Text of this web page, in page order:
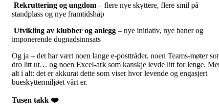
Rekruttering og ungdom – flere nye skyttere, flere smil på
standplass og nye framtidshåp
Utvikling av klubber og anlegg – nye initiativ, nye baner og
imponerende dugnadsinnsats
Og ja – det har vært noen lange e-posttråder, noen Teams-møter
dro litt ut… og noen Excel-ark som kanskje levde litt for lenge.
alt i alt: det er akkurat dette som viser hvor levende og engasjert
bueskyttermiljøet vårt er.
Tusen takk ❤️